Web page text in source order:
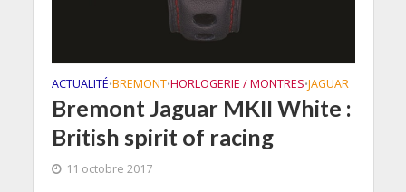
ACTUALITÉ•BREMONT•HORLOGERIE / MONTRES•JAGUAR
Bremont Jaguar MKII White :
British spirit of racing
11 octobre 2017